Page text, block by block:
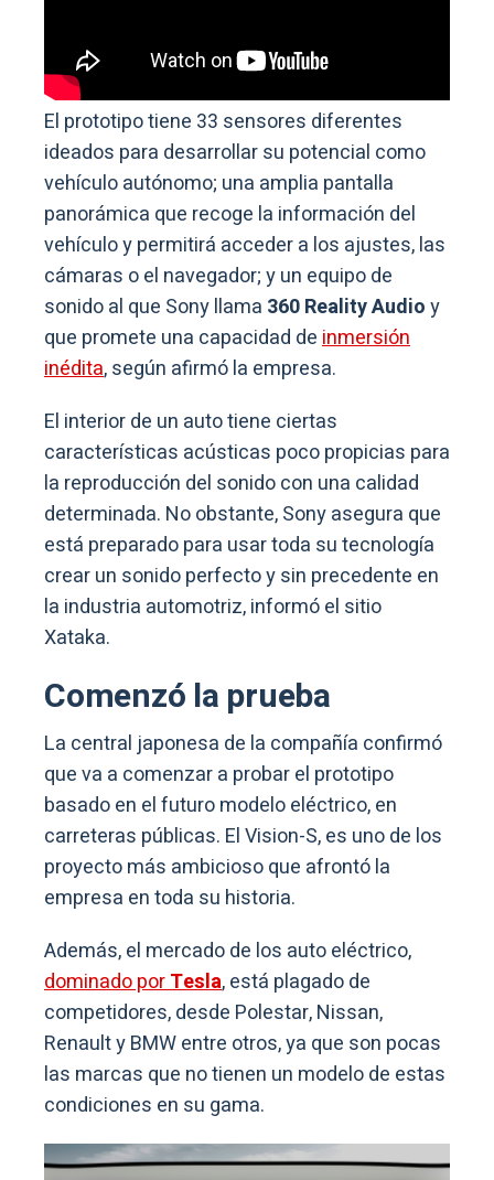
El prototipo tiene 33 sensores diferentes
ideados para desarrollar su potencial como
vehículo autónomo; una amplia pantalla
panorámica que recoge la información del
vehículo y permitirá acceder a los ajustes, las
cámaras o el navegador; y un equipo de
sonido al que Sony llama 360 Reality Audioy
que promete una capacidad deinmersión
inédita, según afirmó la empresa.
El interior de un auto tiene ciertas
características acústicas poco propicias para
la reproducción del sonido con una calidad
determinada. No obstante, Sony asegura que
está preparado para usar toda su tecnología
crear un sonido perfecto y sin precedente en
la industria automotriz, informó el sitio
Xataka.
Comenzó la prueba
La central japonesa de la compañía confirmó
que va a comenzar a probar el prototipo
basado en el futuro modelo eléctrico, en
carreteras públicas. El Vision-S, es uno de los
proyecto más ambicioso que afrontó la
empresa en toda su historia.
Además, el mercado de los auto eléctrico,
dominado porTesla, está plagado de
competidores, desde Polestar, Nissan,
Renault y BMW entre otros, ya que son pocas
las marcas que no tienen un modelo de estas
condiciones en su gama.